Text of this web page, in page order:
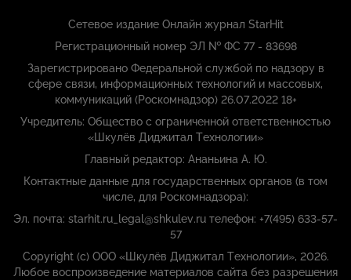
Сетевое издание Онлайн журнал StarHit
Регистрационный номер ЭЛ № ФС 77 - 83698
Зарегистрировано Федеральной службой по надзору в
сфере связи, информационных технологий и массовых,
коммуникаций (Роскомнадзор) 26.07.2022 18+
Учредитель: Общество с ограниченной ответственностью
«Шкулёв Диджитал Технологии»
Главный редактор: Ананьина А. Ю.
Контактные данные для государственных органов (в том
числе, для Роскомнадзора):
Эл. почта: starhit.ru_legal@shkulev.ru телефон: +7(495) 633-57-
57
Copyright (с) ООО «Шкулёв Диджитал Технологии», 2026.
Любое воспроизведение материалов сайта без разрешения